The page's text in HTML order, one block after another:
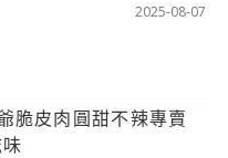
2025-08-07
脆皮肉圓甜不辣專賣